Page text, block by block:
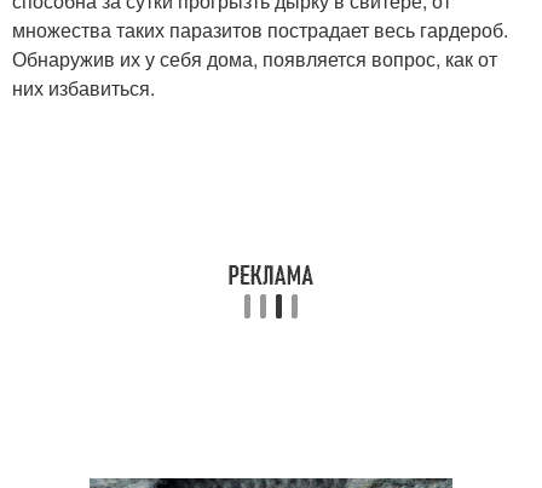
множества таких паразитов пострадает весь гардероб.
Обнаружив их у себя дома, появляется вопрос, как от
них избавиться.